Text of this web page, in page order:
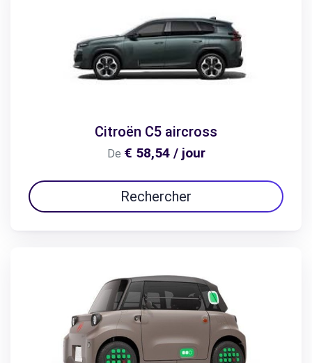
Citroën C5 aircross
De € 58,54 / jour
Rechercher